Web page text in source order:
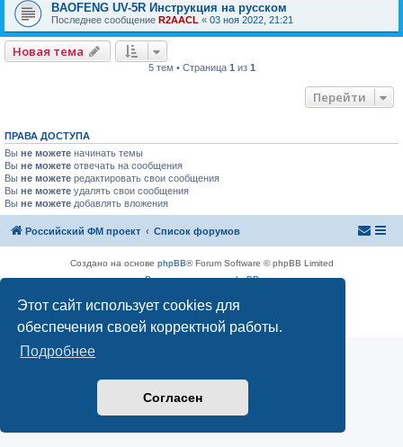
Этот сайт использует cookies для
обеспечения своей корректной работы.
Подробнее
Согласен
BAOFENG UV-5R Инструкция на русском
Последнее сообщение R2AACL « 03 ноя 2022, 21:21
Новая тема
5 тем • Страница 1 из 1
Перейти
ПРАВА ДОСТУПА
Вы не можете начинать темы
Вы не можете отвечать на сообщения
Вы не можете редактировать свои сообщения
Вы не можете удалять свои сообщения
Вы не можете добавлять вложения
Российский ФМ проект Список форумов
Создано на основе phpBB® Forum Software © phpBB Limited
Русская поддержка phpBB